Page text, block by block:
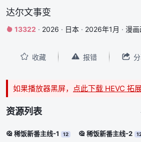
达尔文事变
 13322 · 2026 · 日本 · 2026年1月 · 漫画
 收藏  报错 
如果播放器黑屏， 点此下载 HEVC 拓
资源列表
 稀饭新番主线-1 12  稀饭新番主线-2